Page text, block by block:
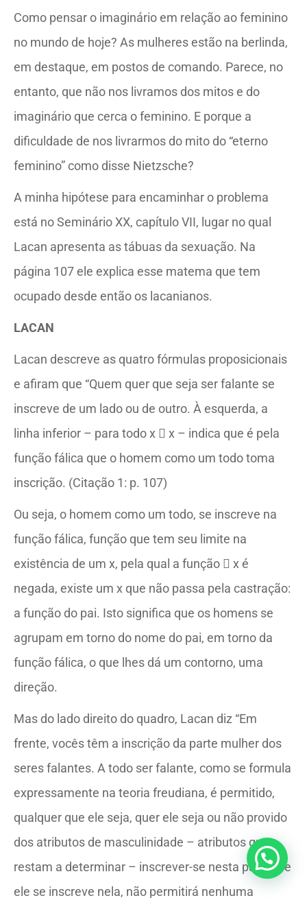
Como pensar o imaginário em relação ao feminino
no mundo de hoje? As mulheres estão na berlinda,
em destaque, em postos de comando. Parece, no
entanto, que não nos livramos dos mitos e do
imaginário que cerca o feminino. E porque a
dificuldade de nos livrarmos do mito do “eterno
feminino” como disse Nietzsche?
A minha hipótese para encaminhar o problema
está no Seminário XX, capítulo VII, lugar no qual
Lacan apresenta as tábuas da sexuação. Na
página 107 ele explica esse matema que tem
ocupado desde então os lacanianos.
LACAN
Lacan descreve as quatro fórmulas proposicionais
e afiram que “Quem quer que seja ser falante se
inscreve de um lado ou de outro. À esquerda, a
linha inferior – para todo x  x – indica que é pela
função fálica que o homem como um todo toma
inscrição. (Citação 1: p. 107)
Ou seja, o homem como um todo, se inscreve na
função fálica, função que tem seu limite na
existência de um x, pela qual a função  x é
negada, existe um x que não passa pela castração:
a função do pai. Isto significa que os homens se
agrupam em torno do nome do pai, em torno da
função fálica, o que lhes dá um contorno, uma
direção.
Mas do lado direito do quadro, Lacan diz “Em
frente, vocês têm a inscrição da parte mulher dos
seres falantes. A todo ser falante, como se formula
expressamente na teoria freudiana, é permitido,
qualquer que ele seja, quer ele seja ou não provido
dos atributos de masculinidade – atributos que
restam a determinar – inscrever-se nesta parte. Se
ele se inscreve nela, não permitirá nenhuma